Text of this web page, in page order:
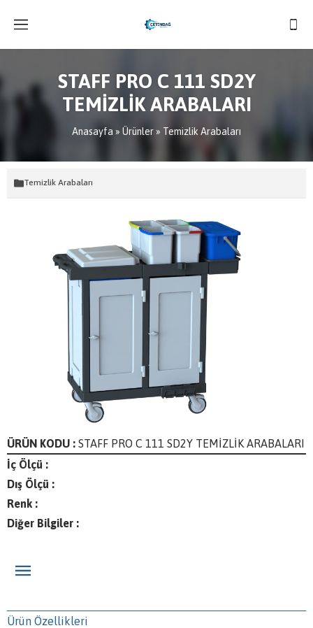
STAFF PRO C 111 SD2Y
TEMİZLİK ARABALARI
Anasayfa » Ürünler » Temizlik Arabaları
Temizlik Arabaları
ÜRÜN KODU : STAFF PRO C 111 SD2Y TEMİZLİK ARABALARI
İç Ölçü :
Dış Ölçü :
Renk :
Diğer Bilgiler :
Ürün Özellikleri